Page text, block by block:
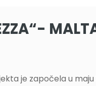
je započela u maju